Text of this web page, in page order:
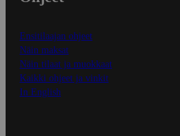
Ensitilaajan ohjeet
Näin maksat
Näin tilaat ja muokkaat
Kaikki ohjeet ja vinkit
In English